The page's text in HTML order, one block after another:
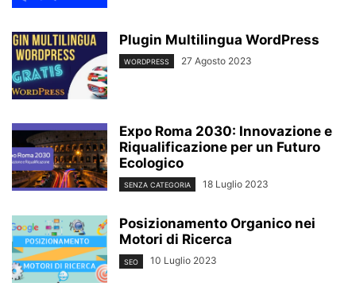
Plugin Multilingua WordPress
WORDPRESS 27 Agosto 2023
Expo Roma 2030: Innovazione e
Riqualificazione per un Futuro
Ecologico
SENZA CATEGORIA 18 Luglio 2023
Posizionamento Organico nei
Motori di Ricerca
SEO 10 Luglio 2023